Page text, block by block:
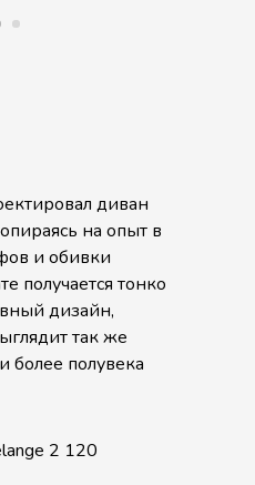
диван
на опыт в
и обивки
получается тонко
дизайн,
так же
более полувека
2 120